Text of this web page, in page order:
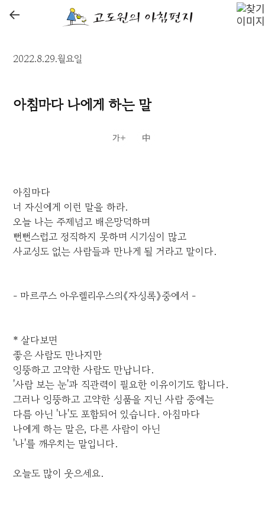
←
2022.8.29.월요일
아침마다 나에게 하는 말
아침마다
너 자신에게 이런 말을 하라.
오늘 나는 주제넘고 배은망덕하며
뻔뻔스럽고 정직하지 못하며 시기심이 많고
사교성도 없는 사람들과 만나게 될 거라고 말이다.
- 마르쿠스 아우렐리우스의《자성록》중에서 -
* 살다보면
좋은 사람도 만나지만
엉뚱하고 고약한 사람도 만납니다.
'사람 보는 눈'과 직관력이 필요한 이유이기도 합니다.
그러나 엉뚱하고 고약한 성품을 지닌 사람 중에는
다름 아닌 '나'도 포함되어 있습니다. 아침마다
나에게 하는 말은, 다른 사람이 아닌
'나'를 깨우치는 말입니다.
오늘도 많이 웃으세요.